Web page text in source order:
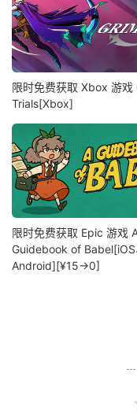
限时免费获取 Xbox 游戏
Trials[Xbox]
限时免费获取 Epic 游戏
Guidebook of Babel[iOS
Android][¥15→0]